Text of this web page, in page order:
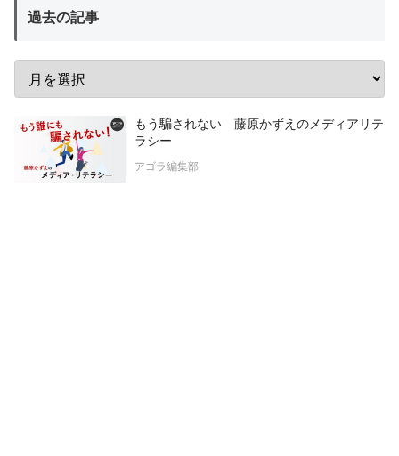
過去の記事
もう騙されない 藤原かずえのメディアリテ
ラシー
アゴラ編集部